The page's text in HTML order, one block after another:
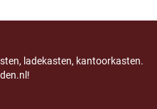
ladekasten, kantoorkasten.